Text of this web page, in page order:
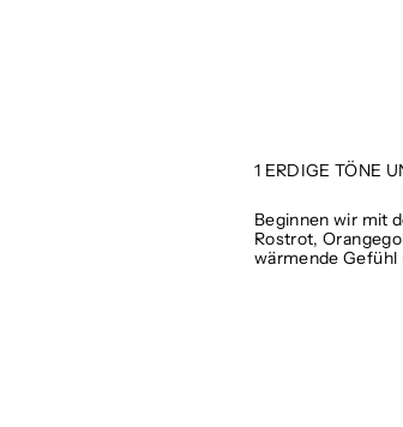
1 ERDIGE TÖNE
Beginnen wir mit
Rostrot,
wärmende Gefühl